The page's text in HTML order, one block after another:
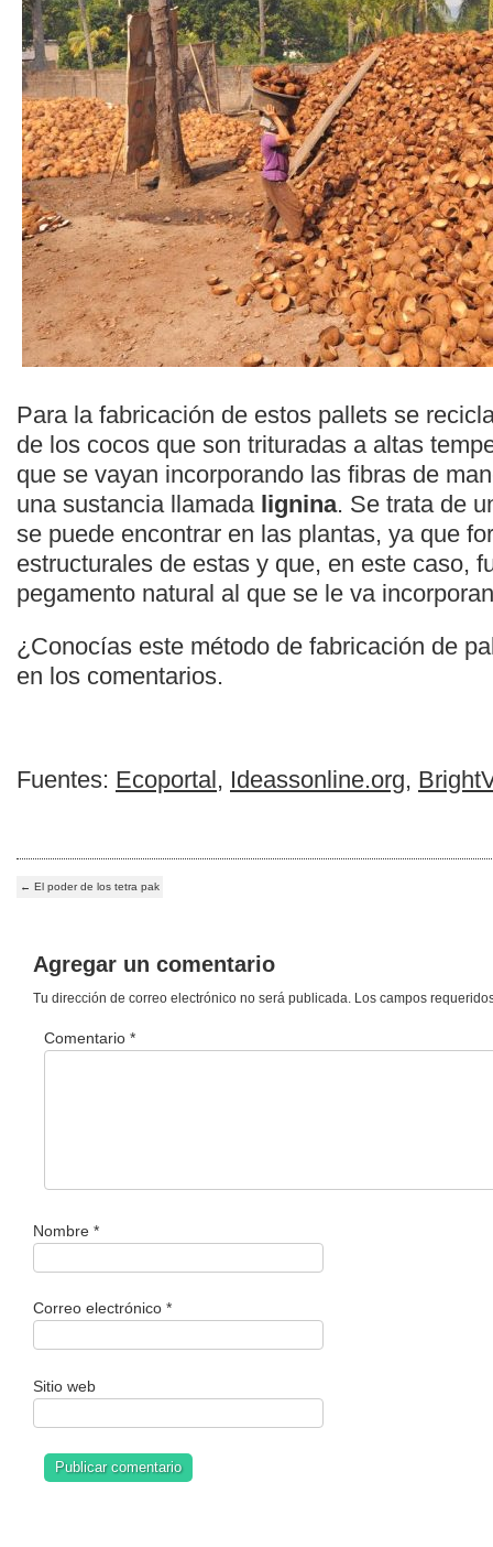
Para la fabricación de estos pallets se
de los cocos que son trituradas a altas
que se vayan incorporando las fibras de
una sustancia llamadalignina. Se trata de
se puede encontrar en las plantas, ya que
estructurales de estas y que, en este caso,
pegamento natural al que se le va
¿Conocías este método de fabricación de
en los comentarios.
Fuentes: Ecoportal, Ideassonline.org,
← El poder de los tetra pak
Agregar un comentario
Tu dirección de correo electrónico no será publicada. Los campos
Comentario *
Nombre *
Correo electrónico *
Sitio web